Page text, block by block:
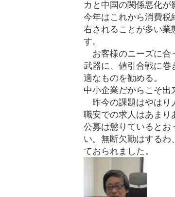
カと中国の関係悪化が
今年はこれから消費
右されることが多い
す。
お客様のニーズに合
武器に、値引合戦に
適なものを勧める。
中小企業だからこそ出
昨今の課題はやはり
職安での求人はあま
公募は懲りていると
い。無断欠勤はする
ておられました。